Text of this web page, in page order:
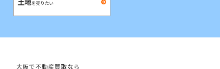
土地を売りたい
大阪で不動産買取なら